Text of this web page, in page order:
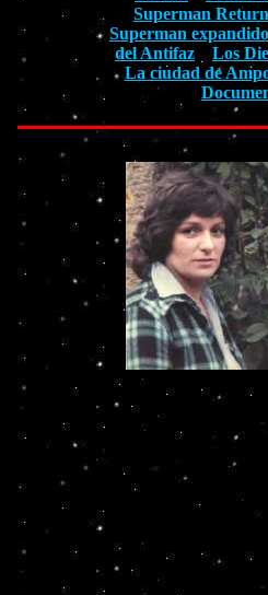
Superman
Superman expandido
del Antifaz
Los
La ciudad de